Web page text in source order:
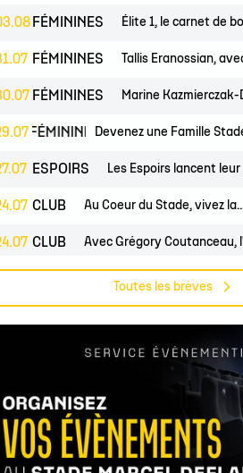
FÉMININES Élite 1, le carnet de
FÉMININES Tallis Eranossian,
FÉMININES Marine Kazmierczak-
CLUBDevenez une Famille
ESPOIRS Les Espoirs lancent
CLUB Au Coeur du Stade, vivez
CLUB Avec Grégory Coutanceau,
Billetterie, les dates de
Toutes les brèves